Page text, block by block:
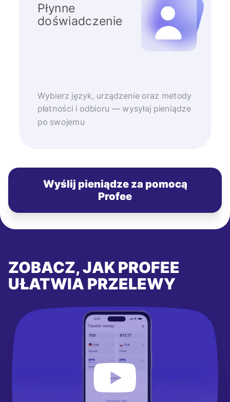
Płynne
doświadczenie
Wybierz język, urządzenie oraz metody
płatności i odbioru — wysyłaj pieniądze
po swojemu
Wyślij pieniądze za pomocą
Profee
ZOBACZ, JAK PROFEE
UŁATWIA PRZELEWY